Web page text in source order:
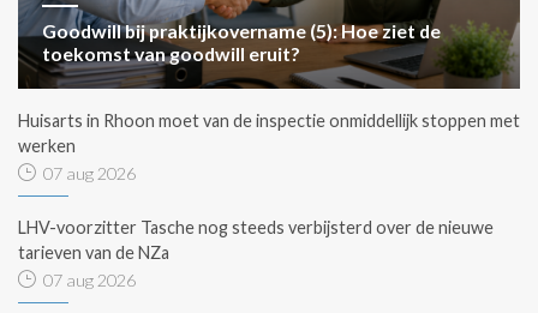
Goodwill bij praktijkovername (5): Hoe ziet de
toekomst van goodwill eruit?
Huisarts in Rhoon moet van de inspectie onmiddellijk stoppen met
werken
07 aug 2026
LHV-voorzitter Tasche nog steeds verbijsterd over de nieuwe
tarieven van de NZa
07 aug 2026